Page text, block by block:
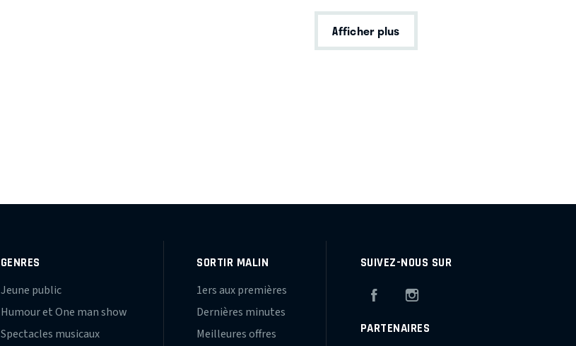
Afficher plus
GENRES
Jeune public
Humour et One man show
Spectacles musicaux
SORTIR MALIN
1ers aux premières
Dernières minutes
Meilleures offres
SUIVEZ-NOUS SUR
Facebook
PARTENAIRES